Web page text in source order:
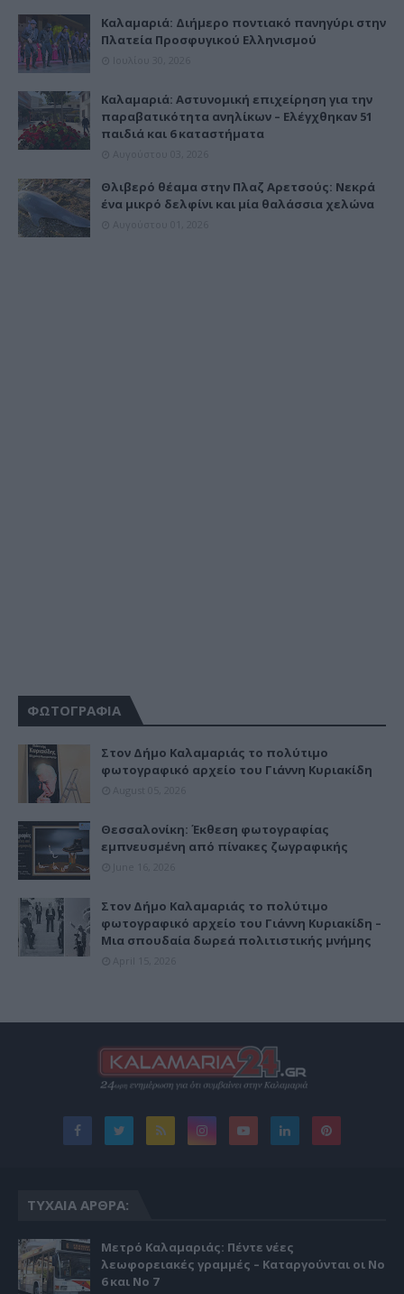
Καλαμαριά: Διήμερο ποντιακό πανηγύρι στην
Πλατεία Προσφυγικού Ελληνισμού
Καλαμαριά: Αστυνομική επιχείρηση για την
παραβατικότητα ανηλίκων – Ελέγχθηκαν 51
παιδιά και 6 καταστήματα
Θλιβερό θέαμα στην Πλαζ Αρετσούς: Νεκρά
ένα μικρό δελφίνι και μία θαλάσσια χελώνα
ΦΩΤΟΓΡΑΦΙΑ
Στον Δήμο Καλαμαριάς το πολύτιμο
φωτογραφικό αρχείο του Γιάννη Κυριακίδη
Θεσσαλονίκη: Έκθεση φωτογραφίας
εμπνευσμένη από πίνακες ζωγραφικής
Στον Δήμο Καλαμαριάς το πολύτιμο
φωτογραφικό αρχείο του Γιάννη Κυριακίδη –
Μια σπουδαία δωρεά πολιτιστικής μνήμης
ΤΥΧΑΊΑ ΆΡΘΡΑ:
Μετρό Καλαμαριάς: Πέντε νέες
λεωφορειακές γραμμές – Καταργούνται οι Νο
6 και Νο 7